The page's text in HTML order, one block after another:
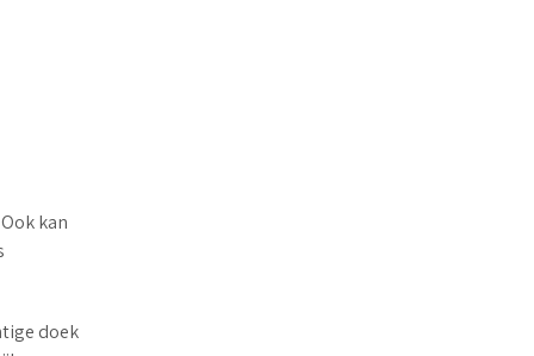
kan
doek